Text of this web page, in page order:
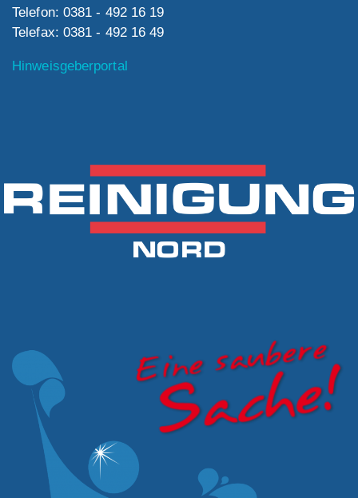
Telefon: 0381 - 492 16 19
Telefax: 0381 - 492 16 49
Hinweisgeberportal